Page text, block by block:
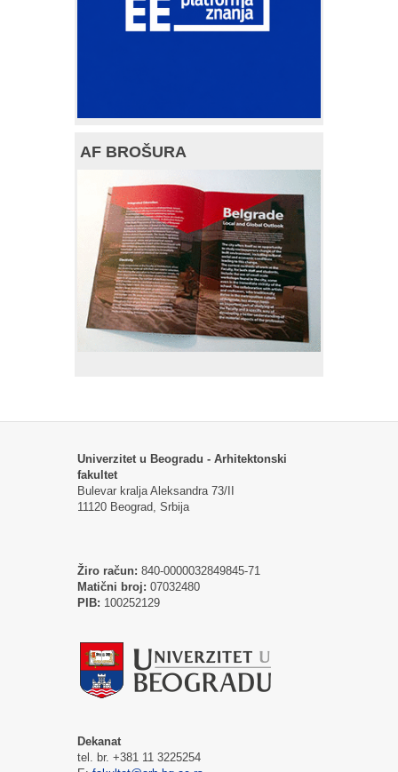
AF BROŠURA
Univerzitet u Beogradu - Arhitektonski
fakultet
Bulevar kralja Aleksandra 73/II
11120 Beograd, Srbija
Žiro račun: 840-0000032849845-71
Matični broj: 07032480
PIB: 100252129
Dekanat
tel. br. +381 11 3225254